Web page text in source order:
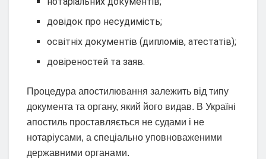
довідок про несудимість;
освітніх документів (дипломів, атестатів);
довіреностей та заяв.
Процедура апостилювання залежить від типу
документа та органу, який його видав. В Україні
апостиль проставляється не судами і не
нотаріусами, а спеціально уповноваженими
державними органами.